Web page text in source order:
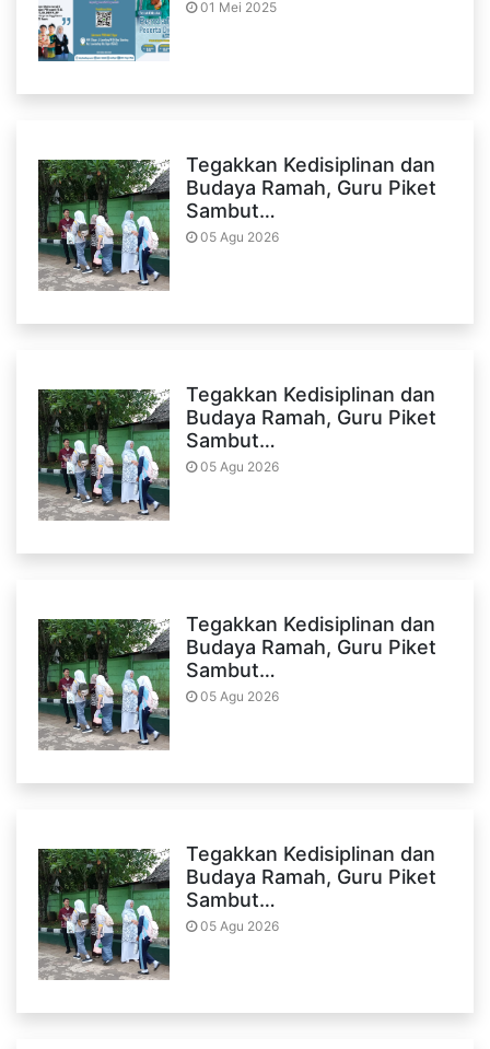
01 Mei 2025
Tegakkan Kedisiplinan dan
Budaya Ramah, Guru Piket
Sambut…
05 Agu 2026
Tegakkan Kedisiplinan dan
Budaya Ramah, Guru Piket
Sambut…
05 Agu 2026
Tegakkan Kedisiplinan dan
Budaya Ramah, Guru Piket
Sambut…
05 Agu 2026
Tegakkan Kedisiplinan dan
Budaya Ramah, Guru Piket
Sambut…
05 Agu 2026